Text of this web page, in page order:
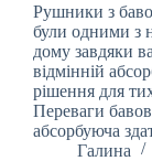
Рушники з
були одними з
дому завдяки
відмінній
рішення для
Переваги
абсорбуюча
Галина